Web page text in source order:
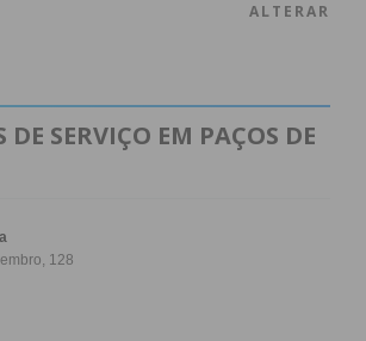
ALTERAR
DE SERVIÇO EM PAÇOS DE